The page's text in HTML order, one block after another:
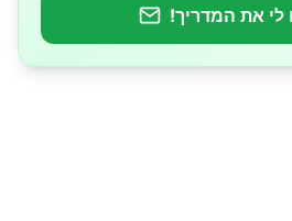
ירוק
לי את המדריך!